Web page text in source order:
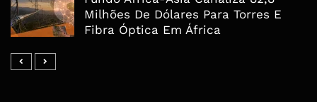
Milhões De Dólares Para Torres E
Fibra Óptica Em África